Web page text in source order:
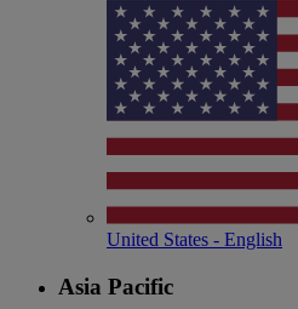
United States - English
Asia Pacific